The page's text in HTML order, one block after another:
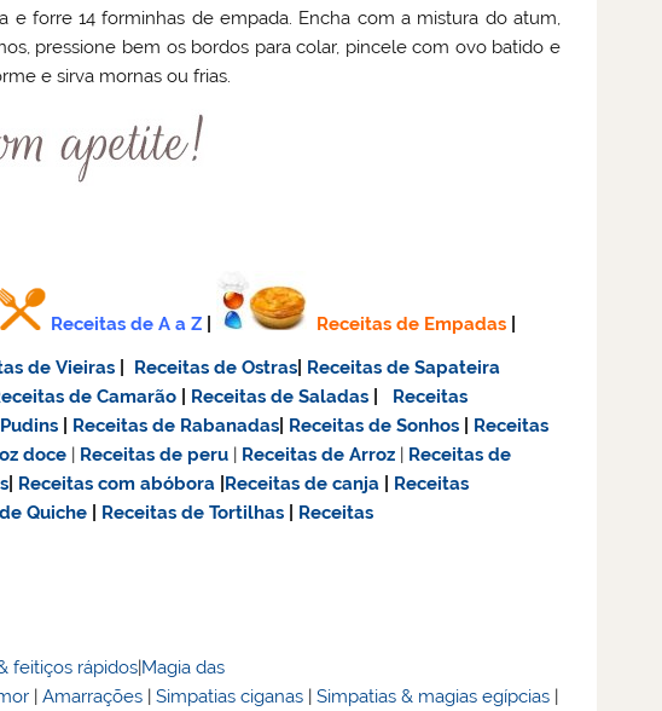
e forre 14 forminhas de empada. Encha com a mistura do atum,
pressione bem os bordos para colar, pincele com ovo batido e
e sirva mornas ou frias.
Receitas de A a Z Receitas de Empadas
de Vieiras Receitas de Ostras Receitas de Sapateira
de Camarão Receitas de Saladas
Receitas
Receitas de Rabanadas Receitas de Sonhos
Receitas
doce | Receitas de peru | Receitas de Arroz | Receitas de
Receitas com abóbora Receitas de canja
Receitas
Quiche Receitas de Tortilhas
Receitas
feitiços rápidos|Magia das
|Amarrações |Simpatias ciganas |Simpatias & magias egípcias |